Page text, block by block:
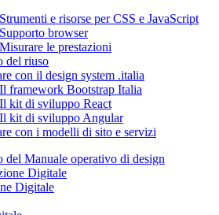
e risorse per CSS e JavaScript
browser
le prestazioni
del riuso
con il design system .italia
framework Bootstrap Italia
kit di sviluppo React
kit di sviluppo Angular
con i modelli di sito e servizi
del Manuale operativo di design
Digitale